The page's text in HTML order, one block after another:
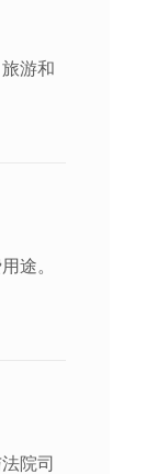
游和
途。
院司